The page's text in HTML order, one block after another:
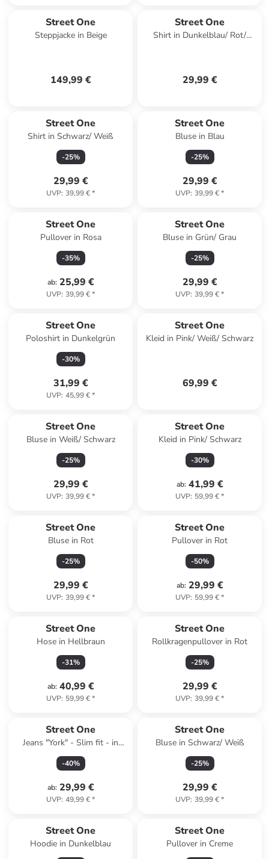
Street One
Steppjacke in Beige
149,99 €
Street One
Shirt in Dunkelblau/ Rot/
29,99 €
Street One
Shirt in Schwarz/ Weiß
-25%
29,99 €
UVP: 39,99 €*
Street One
Bluse in Blau
-25%
29,99 €
UVP: 39,99 €*
Street One
Pullover in Rosa
-35%
ab: 25,99 €
UVP: 39,99 €*
Street One
Bluse in Grün/ Grau
-25%
29,99 €
UVP: 39,99 €*
Street One
Poloshirt in Dunkelgrün
-30%
31,99 €
UVP: 45,99 €*
Street One
Kleid in Pink/ Weiß/ Schwarz
69,99 €
Street One
Bluse in Weiß/ Schwarz
-25%
29,99 €
UVP: 39,99 €*
Street One
Kleid in Pink/ Schwarz
-30%
ab: 41,99 €
UVP: 59,99 €*
Street One
Bluse in Rot
-25%
29,99 €
UVP: 39,99 €*
Street One
Pullover in Rot
-50%
ab: 29,99 €
UVP: 59,99 €*
Street One
Hose in Hellbraun
-31%
ab: 40,99 €
UVP: 59,99 €*
Street One
Rollkragenpullover in Rot
-25%
29,99 €
UVP: 39,99 €*
Street One
Jeans "York" - Slim fit - in
Blau
-40%
ab: 29,99 €
UVP: 49,99 €*
Street One
Bluse in Schwarz/ Weiß
-25%
29,99 €
UVP: 39,99 €*
Street One
Hoodie in Dunkelblau
Street One
Pullover in Creme